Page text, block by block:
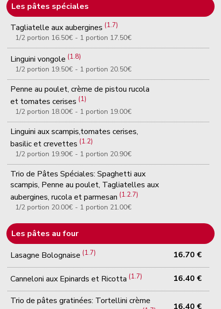
Les pâtes spéciales
Tagliatelle aux aubergines(1.7)
1/2 portion 16.50€ - 1 portion 17.50€
Linguini vongole(1.8)
1/2 portion 19.50€ - 1 portion 20.50€
Penne au poulet, crème de pistou rucola
et tomates cerises(1)
1/2 portion 18.00€ - 1 portion 19.00€
Linguini aux scampis,tomates cerises,
basilic et crevettes(1.2)
1/2 portion 19.90€ - 1 portion 20.90€
Trio de Pâtes Spéciales: Spaghetti aux
scampis, Penne au poulet, Tagliatelles aux
aubergines, rucola et parmesan(1.2.7)
1/2 portion 20.00€ - 1 portion 21.00€
Les pâtes au four
Lasagne Bolognaise(1.7) 16.70 €
Canneloni aux Epinards et Ricotta(1.7) 16.40 €
Trio de pâtes gratinées: Tortellini crème
16.40 €